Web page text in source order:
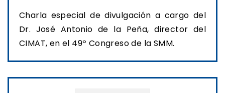
Charla especial de divulgación a cargo del
Dr. José Antonio de la Peña, director del
CIMAT, en el 49º Congreso de la SMM.